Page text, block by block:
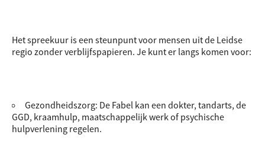
Het spreekuur is een steunpunt voor mensen uit de Leidse
regio zonder verblijfspapieren. Je kunt er langs komen voor:
Gezondheidszorg: De Fabel kan een dokter, tandarts, de
GGD, kraamhulp, maatschappelijk werk of psychische
hulpverlening regelen.